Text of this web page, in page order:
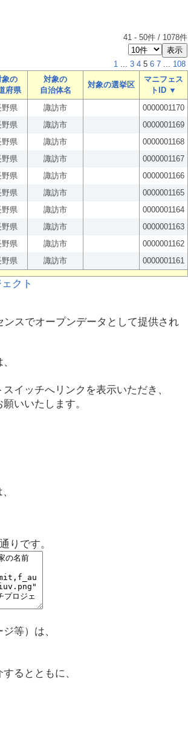
41 - 50件 / 1078件
1 ... 3 4 5 6 7 ... 108
象の
府県
対象の
自治体名
対象の選挙区
マニフェス
トID ▼
野県 諏訪市
0000001170
野県 諏訪市
0000001169
野県 諏訪市
0000001168
野県 諏訪市
0000001167
野県 諏訪市
0000001166
野県 諏訪市
0000001165
野県 諏訪市
0000001164
野県 諏訪市
0000001163
野県 諏訪市
0000001162
野県 諏訪市 0000001161
ンスでオープンデータとして提供され
イッチへリンクを表示いただき、
いいたします。
りです。
等）は、
るとともに、